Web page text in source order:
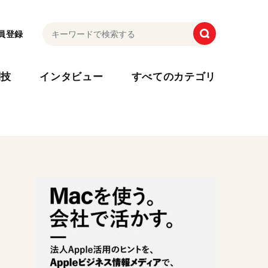
登録
インタビュー すべてのカテゴリ